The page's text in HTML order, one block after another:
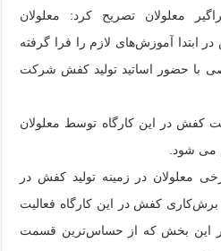
معلولان تصریح کرد: معلولان
ابتدا آموزش‌های لازم را فرا گرفته
با حضور اساتید تولید کفش شرکت
۳۰ هزار جفت کفش در این کارگاه توسط معلولان
می شود.
معلولان در زمینه تولید کفش در
قسمت برش‌کاری کفش در این کارگاه فعالیت
در این بخش که از حساس‌ترین قسمت